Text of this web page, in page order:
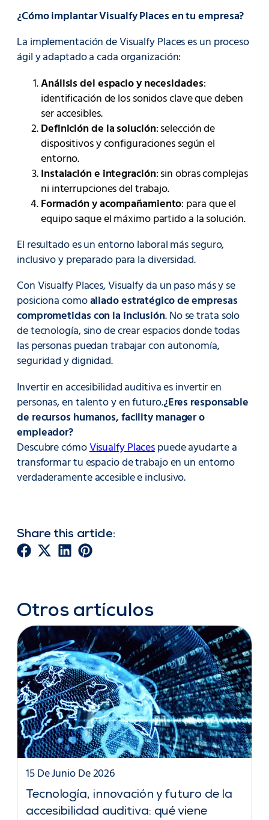
¿Cómo implantar Visualfy Places en tu empresa?
La implementación de Visualfy Places es un proceso
ágil y adaptado a cada organización:
Análisis del espacio y necesidades:
identificación de los sonidos clave que deben
ser accesibles.
Definición de la solución: selección de
dispositivos y configuraciones según el
entorno.
Instalación e integración: sin obras complejas
ni interrupciones del trabajo.
Formación y acompañamiento: para que el
equipo saque el máximo partido a la solución.
El resultado es un entorno laboral más seguro,
inclusivo y preparado para la diversidad.
Con Visualfy Places, Visualfy da un paso más y se
posiciona comoaliado estratégico de empresas
comprometidas con la inclusión. No se trata solo
de tecnología, sino de crear espacios donde todas
las personas puedan trabajar con autonomía,
seguridad y dignidad.
Invertir en accesibilidad auditiva es invertir en
personas, en talento y en futuro.¿Eres responsable
de recursos humanos, facility manager o
empleador?
Descubre cómoVisualfy Placespuede ayudarte a
transformar tu espacio de trabajo en un entorno
verdaderamente accesible e inclusivo.
Share this article:
Otros artículos
Tecnología, innovación y futuro de la
accesibilidad auditiva: qué viene
15 De Junio De 2026